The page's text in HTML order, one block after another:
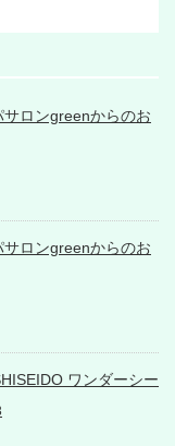
サロンgreenからのお
サロンgreenからのお
ワンダーシー